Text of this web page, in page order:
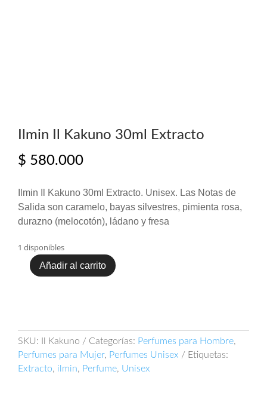
Ilmin Il Kakuno 30ml Extracto
$ 580.000
Ilmin Il Kakuno 30ml Extracto. Unisex. Las Notas de
Salida son caramelo, bayas silvestres, pimienta rosa,
durazno (melocotón), ládano y fresa
1 disponibles
Ilmin
cantidad
Añadir al carrito
SKU: Il Kakuno Categorías: Perfumes para Hombre,
Perfumes para Mujer, Perfumes Unisex
Etiquetas:
Extracto, ilmin, Perfume, Unisex